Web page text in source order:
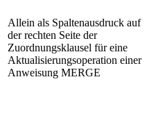
Allein als Spaltenausdruck auf
der rechten Seite der
Zuordnungsklausel für eine
Aktualisierungsoperation einer
Anweisung MERGE